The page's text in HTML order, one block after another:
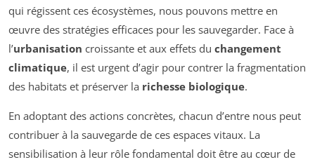
qui régissent ces écosystèmes, nous pouvons mettre en
œuvre des stratégies efficaces pour les sauvegarder. Face à
l’urbanisation croissante et aux effets du changement
climatique, il est urgent d’agir pour contrer la fragmentation
des habitats et préserver la richesse biologique.
En adoptant des actions concrètes, chacun d’entre nous peut
contribuer à la sauvegarde de ces espaces vitaux. La
sensibilisation à leur rôle fondamental doit être au cœur de